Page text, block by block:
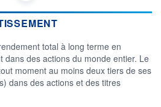
/ DIC
32
total à long terme en
dans des actions du monde entier. Le
moment au moins deux tiers de ses
dans des actions et des titres